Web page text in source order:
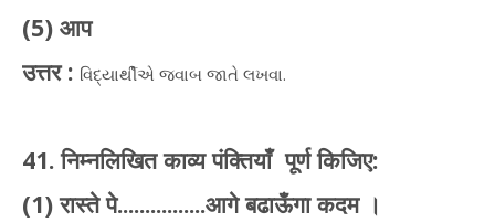
(5) आप
उत्तर : વિદ્યાર્થીએ જવાબ જાતે લખવા.
41. निम्नलिखित काव्य पंक्तियाँ पूर्ण किजिए:
(1) रास्ते पे................आगे बढाऊँगा कदम ।